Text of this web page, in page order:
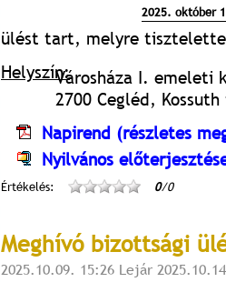
2025. október
ülést tart, melyre
Helyszín:Városháza I. emeleti
2700 Cegléd,
Napirend (részletes
Nyilvános
Értékelés: 0/0
Meghívó bizottsági
2025.10.09. 15:26 Lejár